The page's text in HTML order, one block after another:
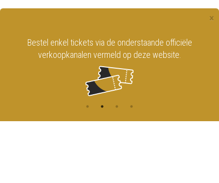
×
Bestel enkel tickets via de onderstaande officiële
verkoopkanalen vermeld op deze website.